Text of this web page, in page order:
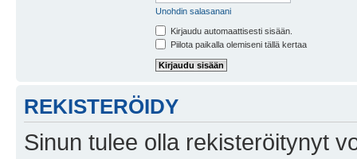
Unohdin salasanani
Kirjaudu automaattisesti sisään.
Piilota paikalla olemiseni tällä kertaa
REKISTERÖIDY
Sinun tulee olla rekisteröitynyt